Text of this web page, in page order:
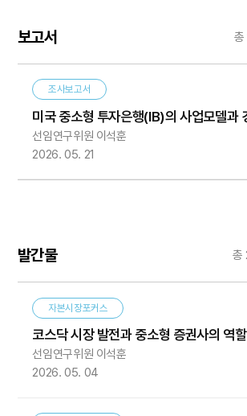
보고서 총
조사보고서
미국 중소형 투자은행(IB)의 사업모델과
선임연구위원 이석훈
2026. 05. 21
발간물 총
자본시장포커스
코스닥 시장 발전과 중소형 증권사의 역
IB 사례의 시사점
선임연구위원 이석훈
2026. 05. 04